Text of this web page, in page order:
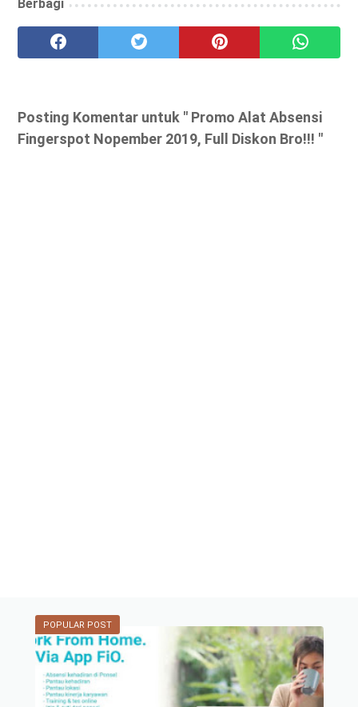
Berbagi
Posting Komentar untuk " Promo Alat Absensi
Fingerspot Nopember 2019, Full Diskon Bro!!! "
POPULAR POST